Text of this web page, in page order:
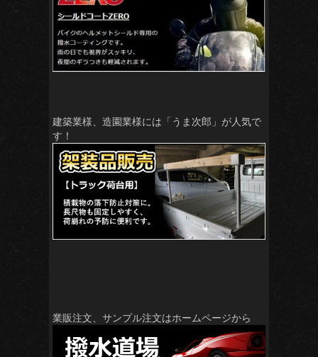
建築業様、造園業様には「うま次郎」が人気で
す！
業販注文、サンプル注文はホームページから